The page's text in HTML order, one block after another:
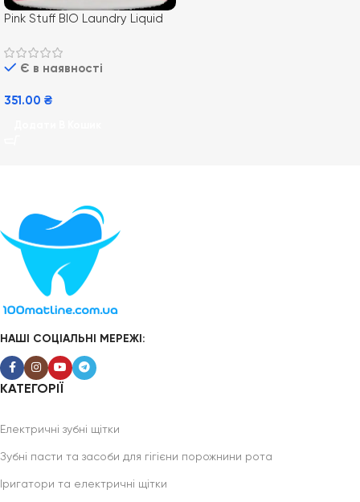
Pink Stuff BIO Laundry Liquid
універсальний гель для
прання
Є в наявності
351.00 ₴
НАШІ СОЦІАЛЬНІ МЕРЕЖІ:
КАТЕГОРІЇ
Електричні зубні щітки
Зубні пасти та засоби для гігієни порожнини рота
Іригатори та електричні щітки